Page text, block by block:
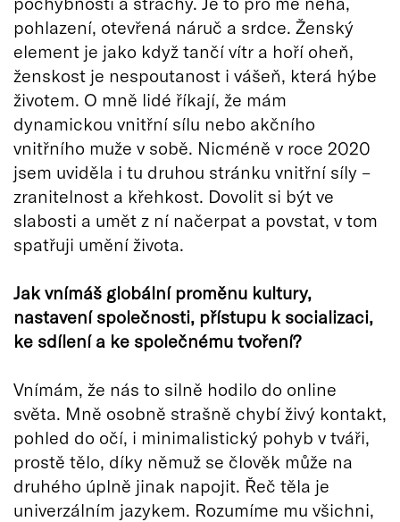
pohlazení, otevřená náruč a srdce. Ženský
element je jako když tančí vítr a hoří oheň,
ženskost je nespoutanost i vášeň, která hýbe
životem. O mně lidé říkají, že mám
dynamickou vnitřní sílu nebo akčního
vnitřního muže v sobě. Nicméně v roce 2020
jsem uviděla i tu druhou stránku vnitřní síly –
zranitelnost a křehkost. Dovolit si být ve
slabosti a umět z ní načerpat a povstat, v tom
spatřuji umění života.
Jak vnímáš globální proměnu kultury,
nastavení společnosti, přístupu k socializaci,
ke sdílení a ke společnému tvoření?
Vnímám, že nás to silně hodilo do online
světa. Mně osobně strašně chybí živý kontakt,
pohled do očí, i minimalistický pohyb v tváři,
prostě tělo, díky němuž se člověk může na
druhého úplně jinak napojit. Řeč těla je
univerzálním jazykem. Rozumíme mu všichni,